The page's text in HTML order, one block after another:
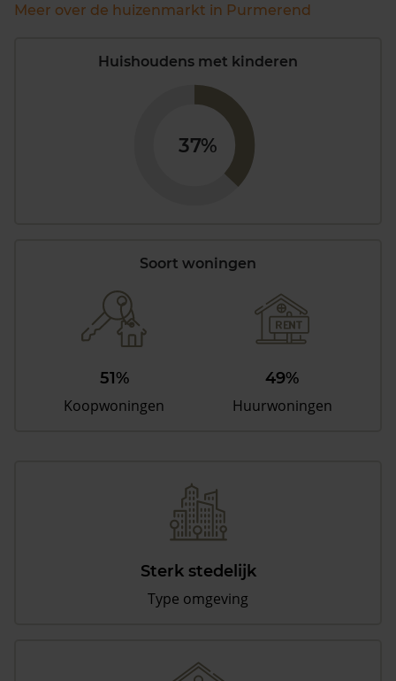
Meer over de huizenmarkt in Purmerend
Huishoudens met kinderen
37%
Soort woningen
51%
Koopwoningen
49%
Huurwoningen
Sterk stedelijk
Type omgeving